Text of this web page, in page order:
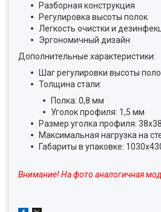
Разборная конструкция
Регулировка высоты полок
Легкость очистки и
Эргономичный дизайн
Дополнительные характеристики:
Шаг регулировки высоты
Толщина стали:
Полка: 0,8 мм
Уголок профиля: 1,5 мм
Размер уголка профиля:
Максимальная нагрузка на
Габариты в упаковке:
Внимание! На фото аналогичная